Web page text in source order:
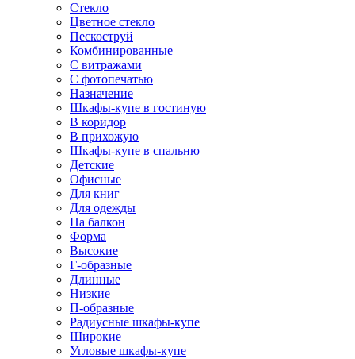
Стекло
Цветное стекло
Пескоструй
Комбинированные
С витражами
С фотопечатью
Назначение
Шкафы-купе в гостиную
В коридор
В прихожую
Шкафы-купе в спальню
Детские
Офисные
Для книг
Для одежды
На балкон
Форма
Высокие
Г-образные
Длинные
Низкие
П-образные
Радиусные шкафы-купе
Широкие
Угловые шкафы-купе